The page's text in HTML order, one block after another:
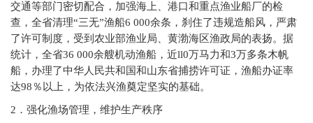
交通等部门密切配合，加强海上、港口和重点渔业船厂的检
查，全省清理“三无”渔船6 000余条，刹住了违规造船风，严肃
了许可制度，受到农业部渔业局、黄渤海区渔政局的表扬。据
统计，全省36 000余艘机动渔船，近ll0万马力和3万多条木帆
船，办理了中华人民共和国和山东省捕捞许可证，渔船办证率
达98％以上，为依法兴渔奠定坚实的基础。
2 ．强化渔场管理，维护生产秩序